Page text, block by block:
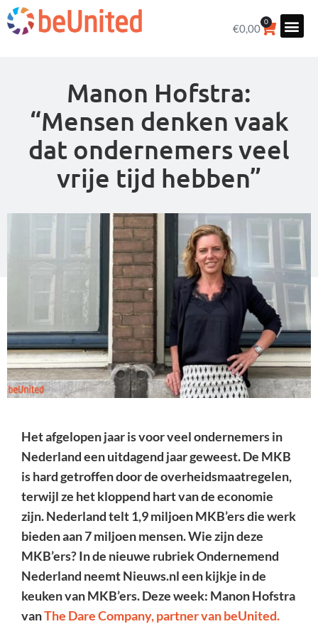
€0,00
0
Manon Hofstra:
“Mensen denken vaak
dat ondernemers veel
vrije tijd hebben”
Het afgelopen jaar is voor veel ondernemers in
Nederland een uitdagend jaar geweest. De MKB
is hard getroffen door de overheidsmaatregelen,
terwijl ze het kloppend hart van de economie
zijn. Nederland telt 1,9 miljoen MKB’ers die werk
bieden aan 7 miljoen mensen. Wie zijn deze
MKB’ers? In de nieuwe rubriek Ondernemend
Nederland neemt Nieuws.nl een kijkje in de
keuken van MKB’ers.Deze week: Manon Hofstra
vanThe Dare Company, partner van beUnited.